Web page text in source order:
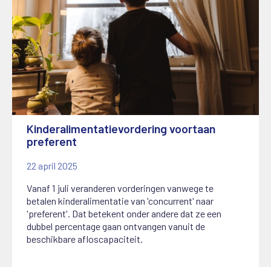
Kinderalimentatievordering voortaan
preferent
22 april 2025
Vanaf 1 juli veranderen vorderingen vanwege te
betalen kinderalimentatie van 'concurrent' naar
'preferent'. Dat betekent onder andere dat ze een
dubbel percentage gaan ontvangen vanuit de
beschikbare afloscapaciteit.